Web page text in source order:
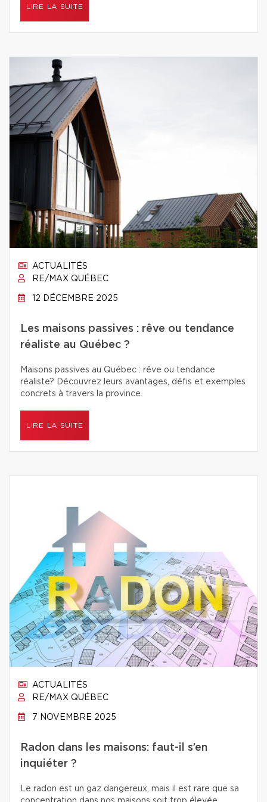
LIRE LA SUITE
ACTUALITÉS
RE/MAX QUÉBEC
12 DÉCEMBRE 2025
Les maisons passives : rêve ou tendance
réaliste au Québec ?
Maisons passives au Québec : rêve ou tendance
réaliste? Découvrez leurs avantages, défis et exemples
concrets à travers la province.
LIRE LA SUITE
ACTUALITÉS
RE/MAX QUÉBEC
7 NOVEMBRE 2025
Radon dans les maisons: faut-il s’en
inquiéter ?
Le radon est un gaz dangereux, mais il est rare que sa